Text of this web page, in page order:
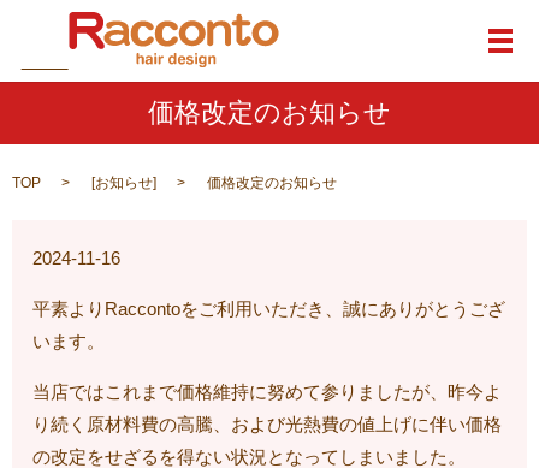
メ
価格改定のお知らせ
TOP [お知らせ] 価格改定のお知らせ
2024-11-16
平素よりRaccontoをご利用いただき、誠にありがとうござ
います。
当店ではこれまで価格維持に努めて参りましたが、昨今よ
り続く原材料費の高騰、および光熱費の値上げに伴い価格
の改定をせざるを得ない状況となってしまいました。